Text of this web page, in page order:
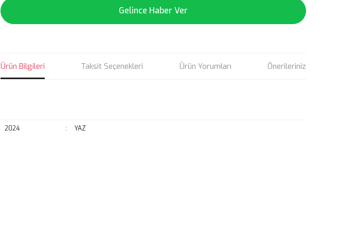
Gelince Haber Ver
Ürün Bilgileri Taksit Seçenekleri Ürün Yorumları Önerileriniz
2024 : YAZ